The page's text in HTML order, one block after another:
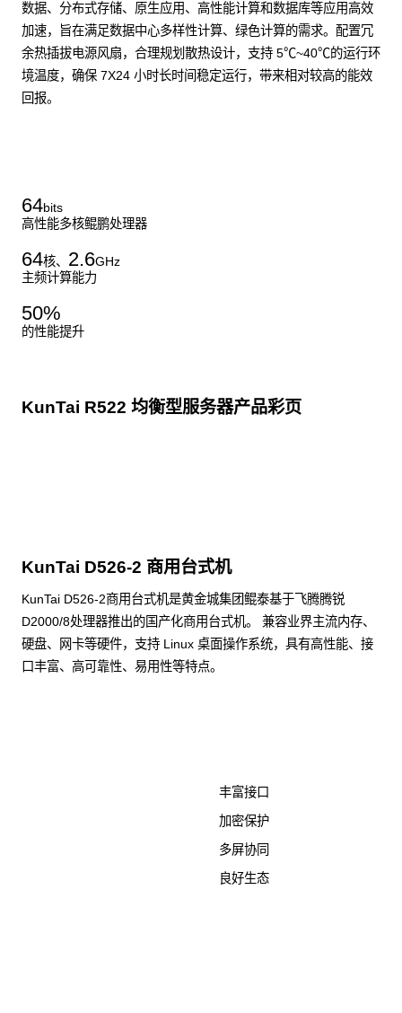
数据、分布式存储、原生应用、高性能计算和数据库等应用高效
加速，旨在满足数据中心多样性计算、绿色计算的需求。配置冗
余热插拔电源风扇，合理规划散热设计，支持 5℃~40℃的运行环
境温度，确保 7X24 小时长时间稳定运行，带来相对较高的能效
回报。
64bits
高性能多核鲲鹏处理器
64核、 2.6GHz
主频计算能力
50%
的性能提升
KunTai R522 均衡型服务器产品彩页
KunTai D526-2 商用台式机
KunTai D526-2商用台式机是黄金城集团鲲泰基于飞腾腾锐
D2000/8处理器推出的国产化商用台式机。 兼容业界主流内存、
硬盘、网卡等硬件，支持 Linux 桌面操作系统，具有高性能、接
口丰富、高可靠性、易用性等特点。
丰富接口
加密保护
多屏协同
良好生态